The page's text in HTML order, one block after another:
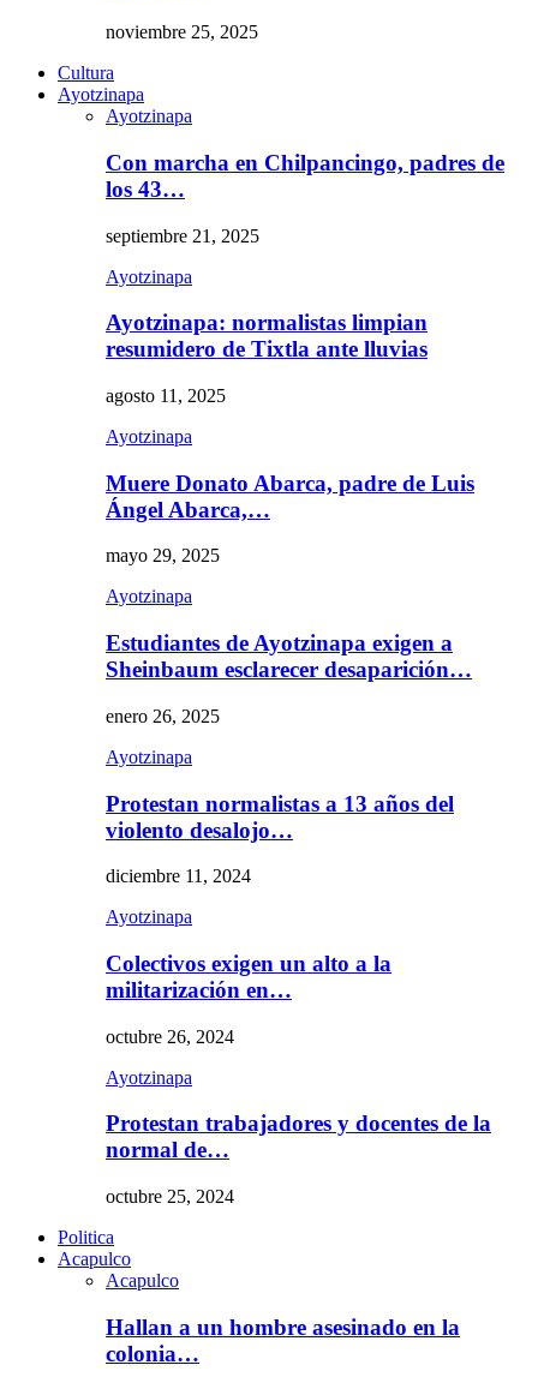
noviembre 25, 2025
Cultura
Ayotzinapa
Ayotzinapa
Con marcha en Chilpancingo, padres de
los 43…
septiembre 21, 2025
Ayotzinapa
Ayotzinapa: normalistas limpian
resumidero de Tixtla ante lluvias
agosto 11, 2025
Ayotzinapa
Muere Donato Abarca, padre de Luis
Ángel Abarca,…
mayo 29, 2025
Ayotzinapa
Estudiantes de Ayotzinapa exigen a
Sheinbaum esclarecer desaparición…
enero 26, 2025
Ayotzinapa
Protestan normalistas a 13 años del
violento desalojo…
diciembre 11, 2024
Ayotzinapa
Colectivos exigen un alto a la
militarización en…
octubre 26, 2024
Ayotzinapa
Protestan trabajadores y docentes de la
normal de…
octubre 25, 2024
Politica
Acapulco
Acapulco
Hallan a un hombre asesinado en la
colonia…